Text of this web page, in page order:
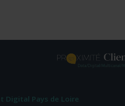
Digital Pays de Loire